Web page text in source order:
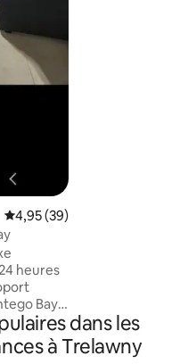
Évaluation moyenne sur la
4,95 (39)
heures
* À
et
dans les
à Trelawny